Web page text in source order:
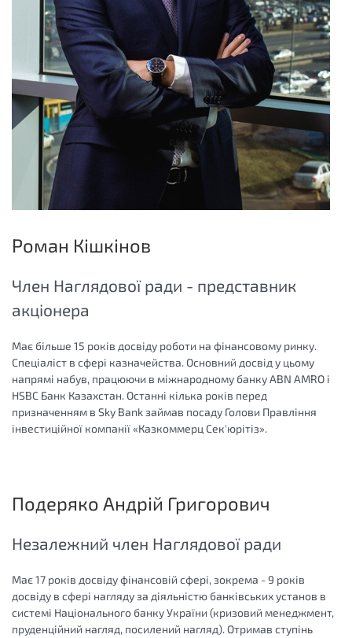
Роман Кішкінов
Член Наглядової ради - представник
акціонера
Має більше 15 років досвіду роботи на фінансовому ринку.
Спеціаліст в сфері казначейства. Основний досвід у цьому
напрямі набув, працюючи в міжнародному банку ABN AMRO і
HSBC Банк Казахстан. Останні кілька років перед
призначенням в Sky Bank займав посаду Голови Правління
інвестиційної компанії «Казкоммерц Сек'юрітіз».
Подеряко Андрій Григорович
Незалежний член Наглядової ради
Має 17 років досвіду фінансовій сфері, зокрема - 9 років
досвіду в сфері нагляду за діяльністю банківських установ в
системі Національного банку України (кризовий менеджмент,
пруденційний нагляд, посилений нагляд). Отримав ступінь